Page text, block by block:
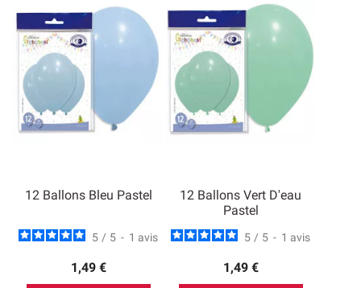
12 Ballons Bleu Pastel
5 / 5 - 1 avis
1,49 €
12 Ballons Vert D'eau
Pastel
5 / 5 - 1 avis
1,49 €